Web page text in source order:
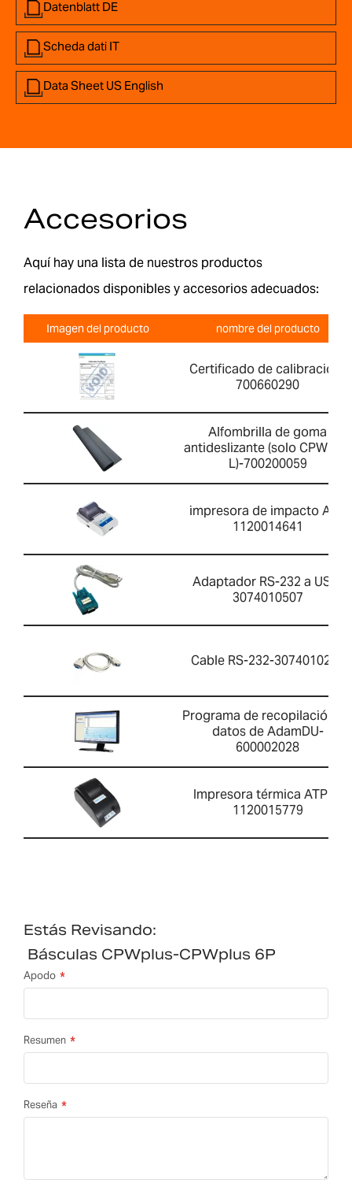
Datenblatt DE
Scheda dati IT
Data Sheet US English
Accesorios
Aquí hay una lista de nuestros productos
relacionados disponibles y accesorios adecuados:
Imagen del producto nombre del producto
Certificado de calibración-
700660290
Alfombrilla de goma
antideslizante (solo CPWplus
L)-700200059
impresora de impacto AIP-
1120014641
Adaptador RS-232 a USB-
3074010507
Cable RS-232-3074010266
Programa de recopilación de
datos de AdamDU-
600002028
Impresora térmica ATP 2-
1120015779
Estás Revisando:
Básculas CPWplus-CPWplus 6P
Apodo
Resumen
Reseña